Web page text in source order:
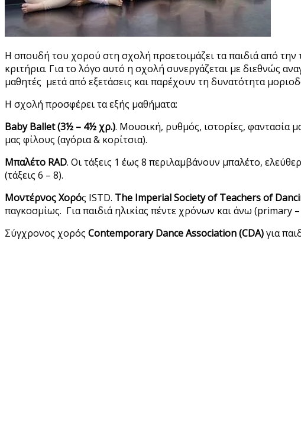
Η σπουδή του χορού στη σχολή προετοιμάζει τα παιδιά από
κριτήρια. Για το λόγο αυτό η σχολή συνεργάζεται με διεθνώς
μαθητές μετά από εξετάσεις και παρέχουν τη δυνατότητα
Η σχολή προσφέρει τα εξής μαθήματα:
Baby Ballet (3½ – 4½ χρ.). Μουσική, ρυθμός, ιστορίες, φαντασία
μας φίλους (αγόρια & κορίτσια).
Μπαλέτο RAD. Oι τάξεις 1 έως 8 περιλαμβάνουν μπαλέτο,
(τάξεις 6 – 8).
Μοντέρνος Χορός ISTD. The Imperial Society of Teachers of
παγκοσμίως. Για παιδιά ηλικίας πέντε χρόνων και άνω (primary
Σύγχρονος χορός Contemporary Dance Association (CDA)για